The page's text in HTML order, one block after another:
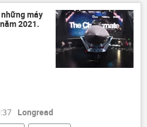
máy
2021.
Longread